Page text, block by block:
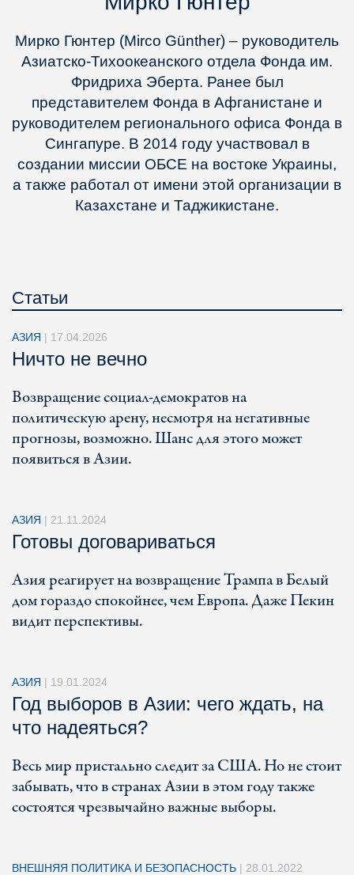
Мирко Гюнтер (Mirco Günther) – руководитель
Азиатско-Тихоокеанского отдела Фонда им.
Фридриха Эберта. Ранее был
представителем Фонда в Афганистане и
руководителем регионального офиса Фонда в
Сингапуре. В 2014 году участвовал в
создании миссии ОБСЕ на востоке Украины,
а также работал от имени этой организации в
Казахстане и Таджикистане.
Статьи
АЗИЯ | 17.04.2026
Ничто не вечно
Возвращение социал-демократов на
политическую арену, несмотря на негативные
прогнозы, возможно. Шанс для этого может
появиться в Азии.
АЗИЯ | 21.11.2024
Готовы договариваться
Азия реагирует на возвращение Трампа в Белый
дом гораздо спокойнее, чем Европа. Даже Пекин
видит перспективы.
АЗИЯ | 19.01.2024
Год выборов в Азии: чего ждать, на
что надеяться?
Весь мир пристально следит за США. Но не стоит
забывать, что в странах Азии в этом году также
состоятся чрезвычайно важные выборы.
ВНЕШНЯЯ ПОЛИТИКА И БЕЗОПАСНОСТЬ | 28.01.2022